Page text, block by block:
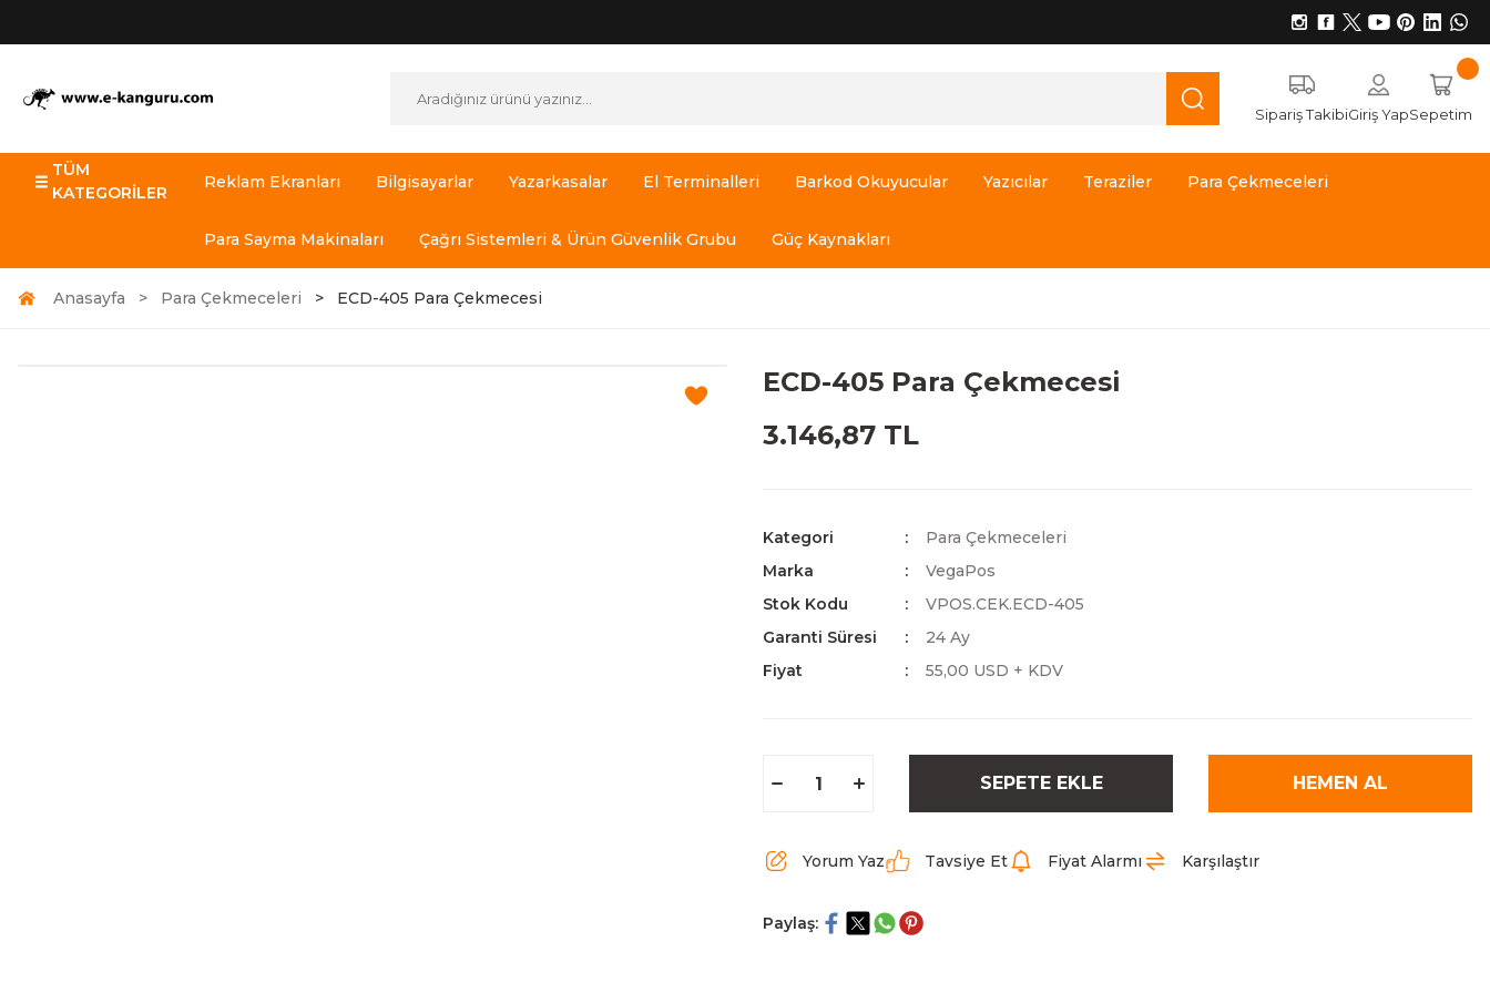
Sipariş TakibiGiriş YapSepetim
TÜM
KATEGORİLER
Reklam Ekranları Bilgisayarlar Yazarkasalar El Terminalleri Barkod Okuyucular Yazıcılar Teraziler Para Çekmeceleri
Para Sayma Makinaları Çağrı Sistemleri & Ürün Güvenlik Grubu Güç Kaynakları
Anasayfa Para Çekmeceleri ECD-405 Para Çekmecesi
ECD-405 Para Çekmecesi
3.146,87 TL
Kategori
Para Çekmeceleri
Marka
VegaPos
Stok Kodu
VPOS.CEK.ECD-405
Garanti Süresi
24 Ay
Fiyat
55,00 USD + KDV
SEPETE EKLE HEMEN AL
Yorum Yaz Tavsiye Et Fiyat Alarmı Karşılaştır
Paylaş: